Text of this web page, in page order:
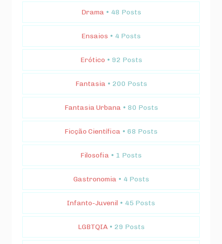
Drama • 48 Posts
Ensaios • 4 Posts
Erótico • 92 Posts
Fantasia • 200 Posts
Fantasia Urbana • 80 Posts
Ficção Científica • 68 Posts
Filosofia • 1 Posts
Gastronomia • 4 Posts
Infanto-Juvenil • 45 Posts
LGBTQIA • 29 Posts